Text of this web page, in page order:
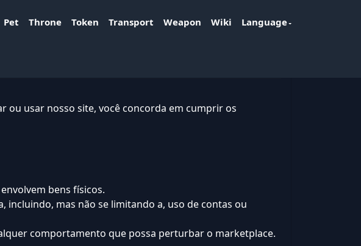
Pet Throne Token Transport Weapon Wiki Language
ou usar nosso site, você concorda em cumprir os
bens físicos.
mas não se limitando a, uso de contas ou
comportamento que possa perturbar o marketplace.